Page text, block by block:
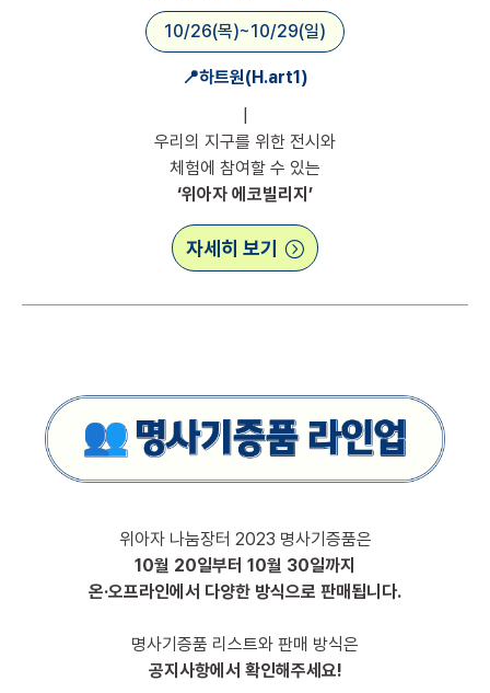
10/26(목)~10/29(일)
📍하트원(H.art1)
우리의 지구를 위한 전시와
체험에 참여할 수 있는
‘위아자 에코빌리지’
자세히 보기
위아자 나눔장터 2023 명사기증품은
10월 20일부터 10월 30일까지
온·오프라인에서 다양한 방식으로 판매됩니다.
명사기증품 리스트와 판매 방식은
공지사항에서 확인해주세요!